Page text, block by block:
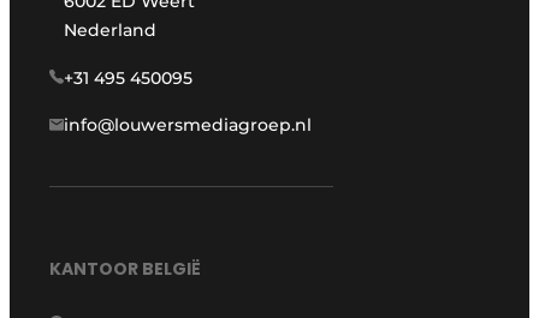
Nederland
+31 495 450095
info@louwersmediagroep.nl
KANTOOR BELGIË